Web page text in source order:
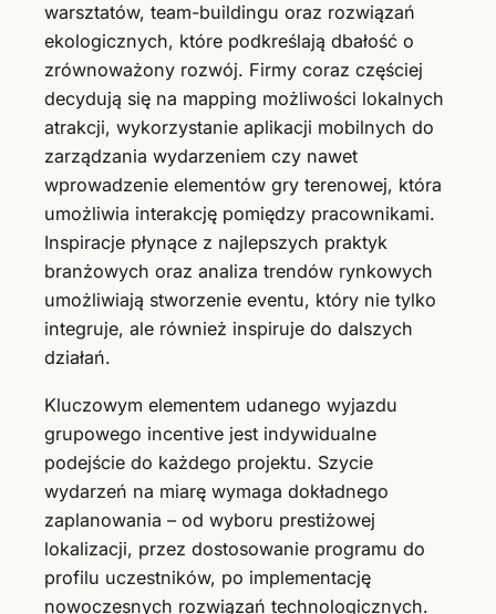
warsztatów, team-buildingu oraz rozwiązań
ekologicznych, które podkreślają dbałość o
zrównoważony rozwój. Firmy coraz częściej
decydują się na mapping możliwości lokalnych
atrakcji, wykorzystanie aplikacji mobilnych do
zarządzania wydarzeniem czy nawet
wprowadzenie elementów gry terenowej, która
umożliwia interakcję pomiędzy pracownikami.
Inspiracje płynące z najlepszych praktyk
branżowych oraz analiza trendów rynkowych
umożliwiają stworzenie eventu, który nie tylko
integruje, ale również inspiruje do dalszych
działań.
Kluczowym elementem udanego wyjazdu
grupowego incentive jest indywidualne
podejście do każdego projektu. Szycie
wydarzeń na miarę wymaga dokładnego
zaplanowania – od wyboru prestiżowej
lokalizacji, przez dostosowanie programu do
profilu uczestników, po implementację
nowoczesnych rozwiązań technologicznych.